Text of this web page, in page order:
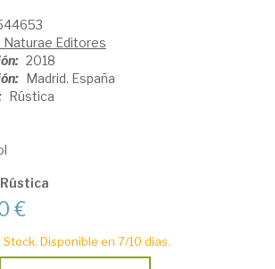
Naturae Editores
2018
Madrid. España
Rústica
€
Stock. Disponible en 7/10 días.